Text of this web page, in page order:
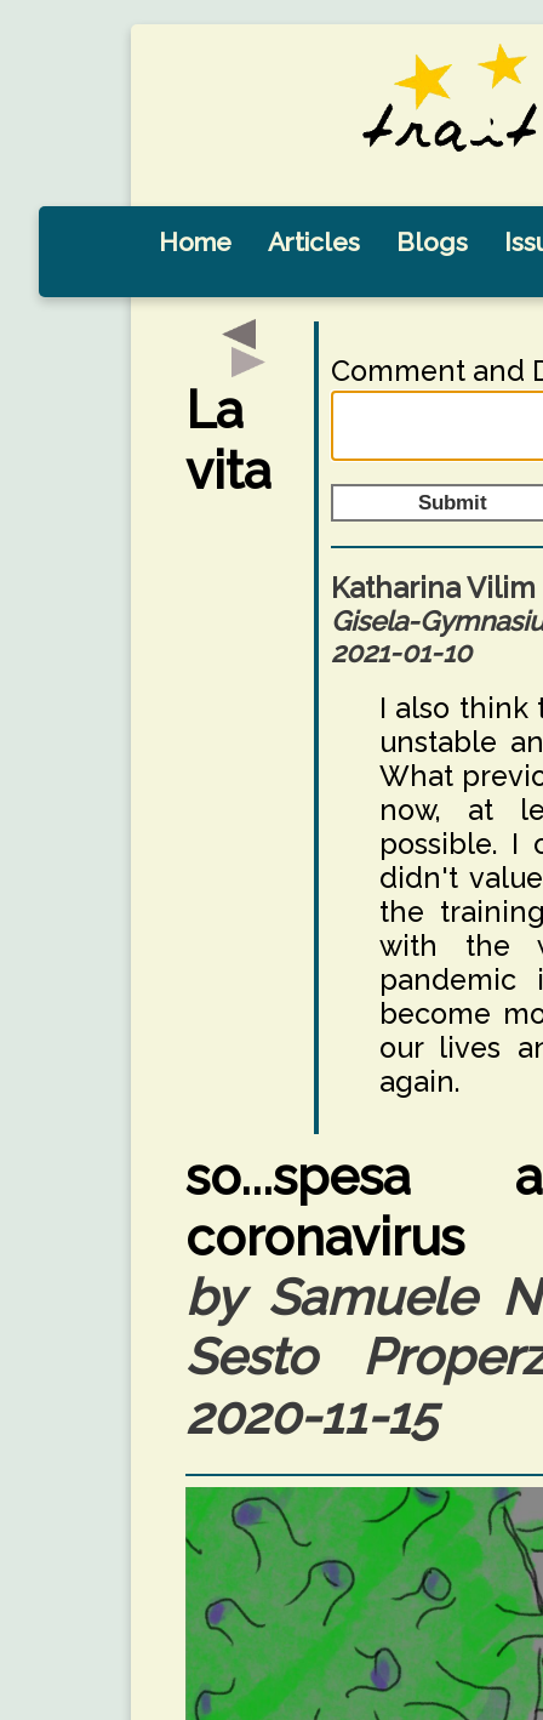
Home Articles Blogs
Comment and
Submit
Katharina Vilim
Gisela-
2021-01-10
I also think
unstable
What
now, at
possible. I
didn't
the
with the
become
our lives
again.
La
vita
coronavirus
by Samuele
Sesto
2020-11-15